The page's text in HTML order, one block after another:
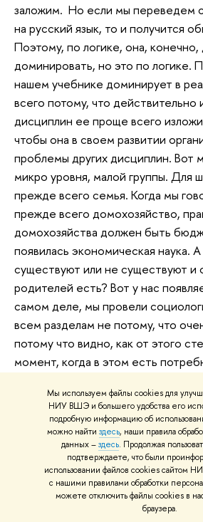
Мы используем файлы cookies для
НИУ ВШЭ и большего удобства его
подробную информацию об
можно найти здесь, наши правила
данных –здесь. Продолжая
подтверждаете, что были
использовании файлов cookies сайтом
с нашими правилами обработки
можете отключить файлы cookies в
браузера.
заложим. Но если мы переведем
на русский язык, то и получится
Поэтому, по логике, она, конечно,
доминировать, но это по логике.
нашем учебнике доминирует в
всего потому, что действительно
дисциплин ее проще всего
чтобы она в своем развитии
проблемы других дисциплин. Вот
микро уровня, малой группы. Для
прежде всего семья. Когда мы
прежде всего домохозяйство,
домохозяйства должен быть
появилась экономическая наука.
существуют или не существуют и
родителей есть? Вот у нас
самом деле, мы провели
всем разделам не потому, что
потому что видно, как от этого
момент, когда в этом есть
обращения к другим наукам.
Что касается философии, у меня
повторюсь, что это именно
постепенно тает в
плохо я не знаю, но знаю, почему
вариант ее присутствия, какой